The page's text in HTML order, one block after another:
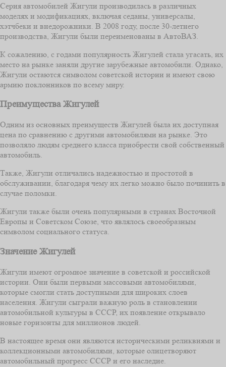
Серия автомобилей Жигули производилась в различных
моделях и модификациях, включая седаны, универсалы,
хэтчбеки и внедорожники. В 2008 году, после 30-летнего
производства, Жигули были переименованы в АвтоВАЗ.
К сожалению, с годами популярность Жигулей стала угасать, их
место на рынке заняли другие зарубежные автомобили. Однако,
Жигули остаются символом советской истории и имеют свою
армию поклонников по всему миру.
Преимущества Жигулей
Одним из основных преимуществ Жигулей была их доступная
цена по сравнению с другими автомобилями на рынке. Это
позволяло людям среднего класса приобрести свой собственный
автомобиль.
Также, Жигули отличались надежностью и простотой в
обслуживании, благодаря чему их легко можно было починить в
случае поломки.
Жигули также были очень популярными в странах Восточной
Европы и Советском Союзе, что являлось своеобразным
символом социального статуса.
Значение Жигулей
Жигули имеют огромное значение в советской и российской
истории. Они были первыми массовыми автомобилями,
которые смогли стать доступными для широких слоев
населения. Жигули сыграли важную роль в становлении
автомобильной культуры в СССР, их появление открывало
новые горизонты для миллионов людей.
В настоящее время они являются историческими реликвиями и
коллекционными автомобилями, которые олицетворяют
автомобильный прогресс СССР и его наследие.